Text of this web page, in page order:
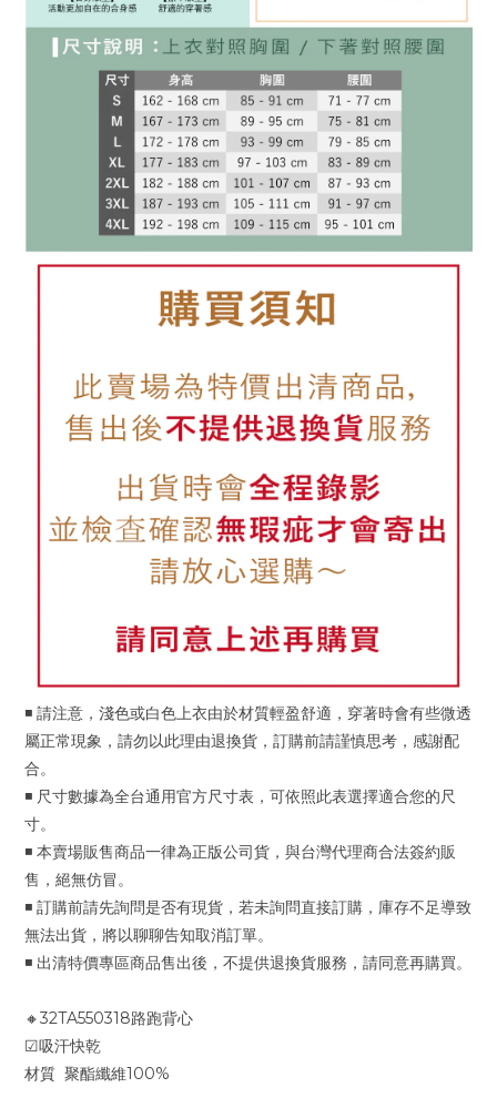
◾ 請注意，淺色或白色上衣由於材質輕盈舒適，穿著時會有些微透
屬正常現象，請勿以此理由退換貨，訂購前請謹慎思考，感謝配
合。
◾ 尺寸數據為全台通用官方尺寸表，可依照此表選擇適合您的尺
寸。
◾ 本賣場販售商品一律為正版公司貨，與台灣代理商合法簽約販
售，絕無仿冒。
◾ 訂購前請先詢問是否有現貨，若未詢問直接訂購，庫存不足導致
無法出貨，將以聊聊告知取消訂單。
◾ 出清特價專區商品售出後，不提供退換貨服務，請同意再購買。
🔸32TA550318路跑背心
☑吸汗快乾
材質 聚酯纖維100%